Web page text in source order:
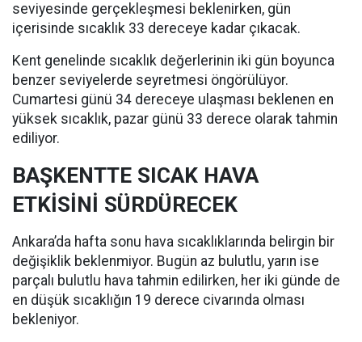
seviyesinde gerçekleşmesi beklenirken, gün
içerisinde sıcaklık 33 dereceye kadar çıkacak.
Kent genelinde sıcaklık değerlerinin iki gün boyunca
benzer seviyelerde seyretmesi öngörülüyor.
Cumartesi günü 34 dereceye ulaşması beklenen en
yüksek sıcaklık, pazar günü 33 derece olarak tahmin
ediliyor.
BAŞKENTTE SICAK HAVA
ETKİSİNİ SÜRDÜRECEK
Ankara’da hafta sonu hava sıcaklıklarında belirgin bir
değişiklik beklenmiyor. Bugün az bulutlu, yarın ise
parçalı bulutlu hava tahmin edilirken, her iki günde de
en düşük sıcaklığın 19 derece civarında olması
bekleniyor.